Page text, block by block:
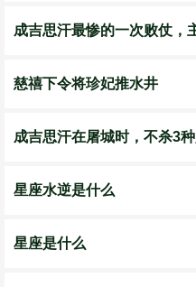
成吉思汗最惨的一次败仗，
慈禧下令将珍妃推水井
成吉思汗在屠城时，不杀3
星座水逆是什么
星座是什么